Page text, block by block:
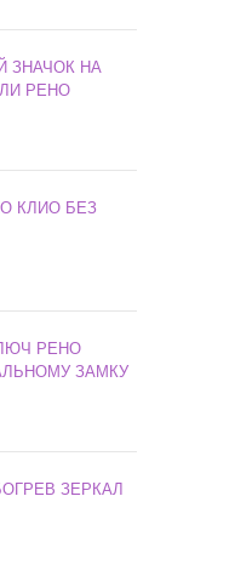
ЗНАЧОК НА
РЕНО
КЛИО БЕЗ
РЕНО
ЗАМКУ
ЗЕРКАЛ